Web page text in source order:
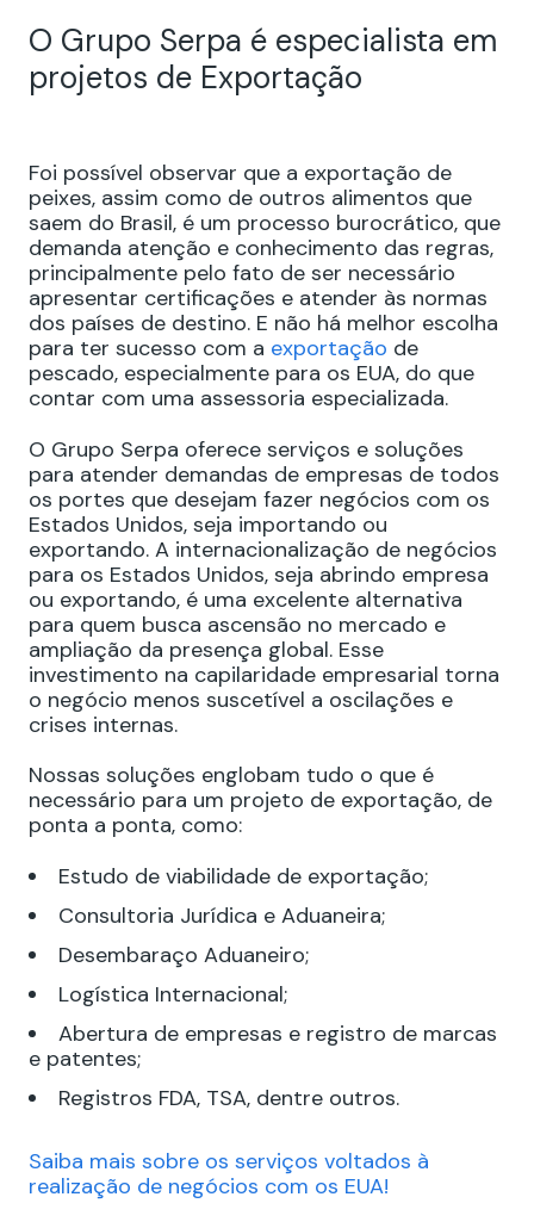
O Grupo Serpa é especialista em
projetos de Exportação
Foi possível observar que a exportação de
peixes, assim como de outros alimentos que
saem do Brasil, é um processo burocrático, que
demanda atenção e conhecimento das regras,
principalmente pelo fato de ser necessário
apresentar certificações e atender às normas
dos países de destino. E não há melhor escolha
para ter sucesso com a exportação de
pescado, especialmente para os EUA, do que
contar com uma assessoria especializada.
O Grupo Serpa oferece serviços e soluções
para atender demandas de empresas de todos
os portes que desejam fazer negócios com os
Estados Unidos, seja importando ou
exportando. A internacionalização de negócios
para os Estados Unidos, seja abrindo empresa
ou exportando, é uma excelente alternativa
para quem busca ascensão no mercado e
ampliação da presença global. Esse
investimento na capilaridade empresarial torna
o negócio menos suscetível a oscilações e
crises internas.
Nossas soluções englobam tudo o que é
necessário para um projeto de exportação, de
ponta a ponta, como:
Estudo de viabilidade de exportação;
Consultoria Jurídica e Aduaneira;
Desembaraço Aduaneiro;
Logística Internacional;
Abertura de empresas e registro de marcas
e patentes;
Registros FDA, TSA, dentre outros.
Saiba mais sobre os serviços voltados à
realização de negócios com os EUA!